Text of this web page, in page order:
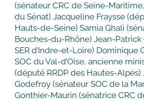
(sénateur CRC de Seine-
du Sénat) Jacqueline Fraysse
Hauts-de-Seine) Samia Ghali
Bouches-du-Rhône) Jean-
SER d’Indre-et-Loire) Dominique
SOC du Val-d’Oise, ancienne
(député RRDP des Hautes-Alpes)
Godefroy (sénateur SOC de la
Gonthier-Maurin (sénatrice CRC